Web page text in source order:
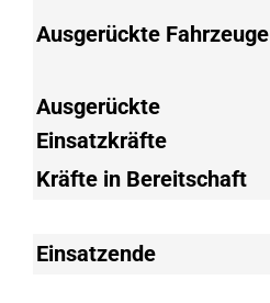
Ausgerückte Fahrzeuge
Ausgerückte
Einsatzkräfte
Kräfte in Bereitschaft
Einsatzende